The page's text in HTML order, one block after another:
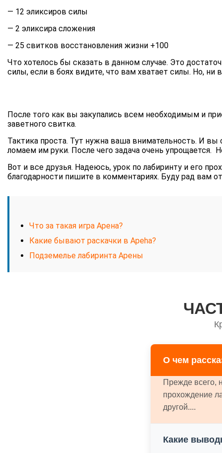
— 12 эликсиров силы
— 2 эликсира сложения
— 25 свитков восстановления жизни +100
Что хотелось бы сказать в данном случае. Это
силы, если в боях видите, что вам хватает силы. Но, ни
После того как вы закупались всем необходимым и
заветного свитка.
Тактика проста. Тут нужна ваша внимательность. И
ломаем им руки. После чего задача очень упрощается.
Вот и все друзья. Надеюсь, урок по лабиринту и его
благодарности пишите в комментариях. Буду рад вам
Что за такая игра Арена?
Какие бывают раскачки в Apeha?
Подземелье лабиринта Арены
О чем
Прежде всего,
прохождение
другой....
Какие